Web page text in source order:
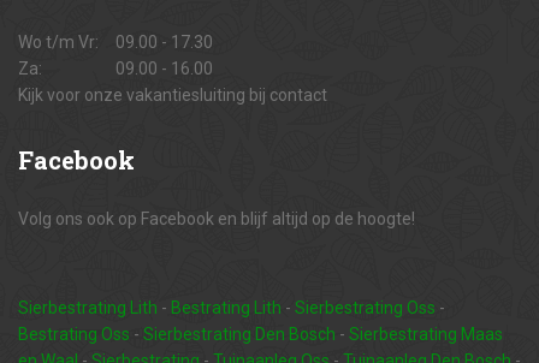
Wo t/m Vr:
09.00 - 17.30
Za:
09.00 - 16.00
Kijk voor onze vakantiesluiting bij contact
Facebook
Volg ons ook op Facebook en blijf altijd op de hoogte!
Sierbestrating Lith - Bestrating Lith - Sierbestrating Oss -
Bestrating Oss - Sierbestrating Den Bosch - Sierbestrating Maas